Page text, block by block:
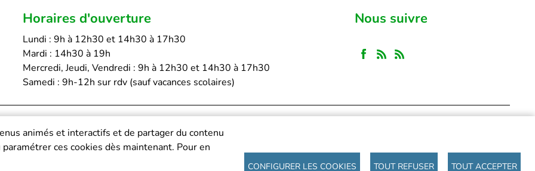
Horaires d'ouverture
Lundi : 9h à 12h30 et 14h30 à 17h30
Mardi : 14h30 à 19h
Mercredi, Jeudi, Vendredi : 9h à 12h30 et 14h30 à 17h30
Samedi : 9h-12h sur rdv (sauf vacances scolaires)
Nous suivre
animés et interactifs et de partager du contenu
ces cookies dès maintenant. Pour en
CONFIGURER LES COOKIES TOUT REFUSER TOUT ACCEPTER